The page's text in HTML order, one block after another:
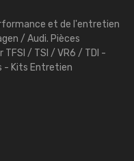
et de l'entretien
/ Audi. Pièces
/ TSI / VR6 / TDI -
- Kits Entretien